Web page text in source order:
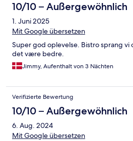
10/10 – Außergewöhnlich
1. Juni 2025
Mit Google übersetzen
Super god oplevelse. Bistro sprang vi
det være bedre.
Jimmy, Aufenthalt von 3 Nächten
Verifizierte Bewertung
10/10 – Außergewöhnlich
6. Aug. 2024
Mit Google übersetzen